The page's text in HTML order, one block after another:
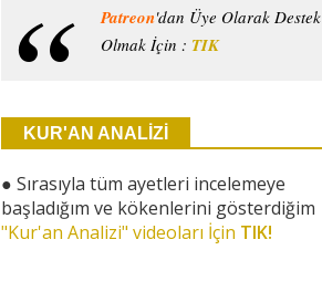
Patreon'dan Üye Olarak Destek
Olmak İçin : TIK
KUR'AN ANALİZİ
●Sırasıyla tüm ayetleri incelemeye
başladığım ve kökenlerini gösterdiğim
"Kur'an Analizi" videoları İçin TIK!